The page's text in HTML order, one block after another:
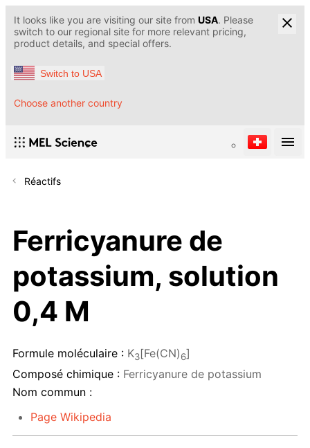
It looks like you are visiting our site from USA. Please
switch to our regional site for more relevant pricing,
product details, and special offers.
Switch to USA
Choose another country
Réactifs
Ferricyanure de
potassium, solution
0,4 M
Formule moléculaire : K3[Fe(CN)6]
Composé chimique : Ferricyanure de potassium
Nom commun :
Page Wikipedia